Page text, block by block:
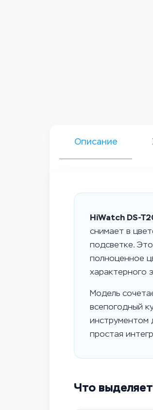
Описание
HiWatch DS-
снимает в
подсветке.
полноценное
характерного
Модель
всепогодный
инструментом
простая
Что